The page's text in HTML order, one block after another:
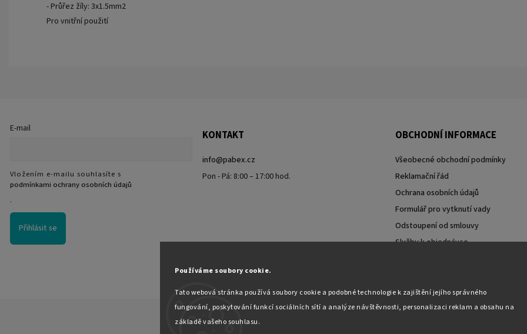
Používáme soubory cookie.
Tato webová stránka používá soubory cookie a podobné technologie k zajištění jejího správného
fungování, poskytování funkcí sociálních sítí a analýze návštěvnosti, personalizaci reklam a obsahu na
základě vašeho souhlasu.
- Průřez žíly: 3x1.5mm2
Pro vnitřní použití
E-mail
Vložením e-mailu souhlasíte s
podmínkami ochrany osobních údajů
.
Přihlásit se
KONTAKT
info@pabex.cz
Pon - Pá: 8:00 – 17:00 hod.
OBCHODNÍ INFORMACE
Všeobecné obchodní podmínky
Reklamační řád
Ochrana osobních údajů
Formulář pro vytknutí vady
Odstoupení od smlouvy
Služby k objednávce